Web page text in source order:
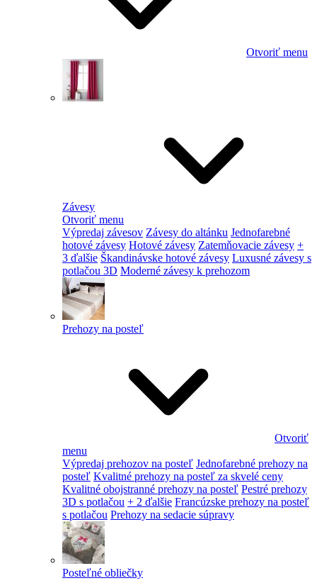
Otvoriť menu
Závesy
Otvoriť menu
Výpredaj závesov Závesy do altánku Jednofarebné
hotové závesy Hotové závesy Zatemňovacie závesy +
3 ďalšie Škandinávske hotové závesy Luxusné závesy s
potlačou 3D Moderné závesy k prehozom
Prehozy na posteľ
Otvoriť
menu
Výpredaj prehozov na posteľ Jednofarebné prehozy na
posteľ Kvalitné prehozy na posteľ za skvelé ceny
Kvalitné obojstranné prehozy na posteľ Pestré prehozy
3D s potlačou + 2 ďalšie Francúzske prehozy na posteľ
s potlačou Prehozy na sedacie súpravy
Posteľné obliečky